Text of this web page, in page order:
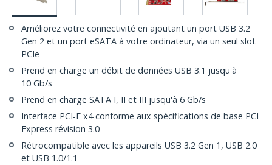
Améliorez votre connectivité en ajoutant un port USB 3.2
Gen 2 et un port eSATA à votre ordinateur, via un seul slot
PCIe
Prend en charge un débit de données USB 3.1 jusqu'à
10 Gb/s
Prend en charge SATA I, II et III jusqu'à 6 Gb/s
Interface PCI-E x4 conforme aux spécifications de base PCI
Express révision 3.0
Rétrocompatible avec les appareils USB 3.2 Gen 1, USB 2.0
et USB 1.0/1.1